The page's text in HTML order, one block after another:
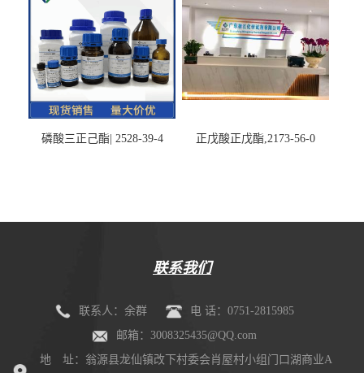
磷酸三正己酯| 2528-39-4 正戊酸正戊酯,2173-56-0
联系我们
联系人：余群
电 话：0751-2815985
邮箱：3008325435@QQ.com
地 址：翁源县龙仙镇改下村委会肖屋村小组门口湖商业A